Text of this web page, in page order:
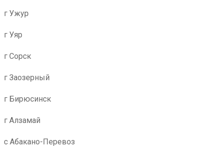
г Ужур
г Уяр
г Сорск
г Заозерный
г Бирюсинск
г Алзамай
с Абакано-Перевоз